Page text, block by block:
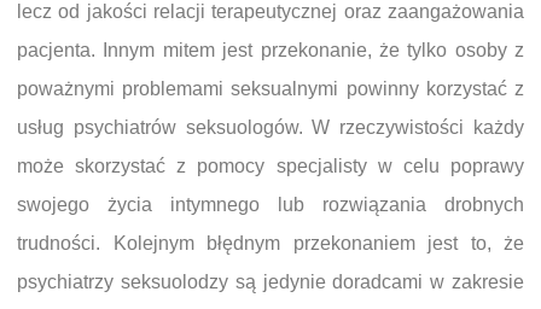
lecz od jakości relacji terapeutycznej oraz zaangażowania
pacjenta. Innym mitem jest przekonanie, że tylko osoby z
poważnymi problemami seksualnymi powinny korzystać z
usług psychiatrów seksuologów. W rzeczywistości każdy
może skorzystać z pomocy specjalisty w celu poprawy
swojego życia intymnego lub rozwiązania drobnych
trudności. Kolejnym błędnym przekonaniem jest to, że
psychiatrzy seksuolodzy są jedynie doradcami w zakresie